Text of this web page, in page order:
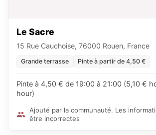
Le Sacre
15 Rue Cauchoise, 76000 Rouen, France
Grande terrasse Pinte à partir de 4,50 €
Pinte à 4,50 € de 19:00 à 21:00 (5,10 €
hour)
Ajouté par la communauté. Les
être incorrectes